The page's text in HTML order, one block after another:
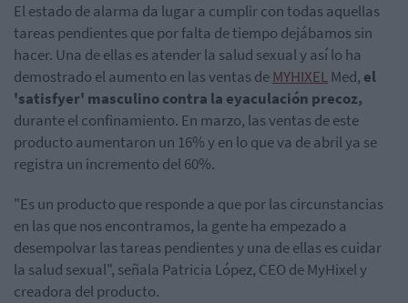
El estado de alarma da lugar a cumplir con todas aquellas
tareas pendientes que por falta de tiempo dejábamos sin
hacer. Una de ellas es atender la salud sexual y así lo ha
demostrado el aumento en las ventas deMYHIXELMed, el
'satisfyer' masculino contra la eyaculación precoz,
durante el confinamiento. En marzo, las ventas de este
producto aumentaron un 16% y en lo que va de abril ya se
registra un incremento del 60%.
"Es un producto que responde a que por las circunstancias
en las que nos encontramos, la gente ha empezado a
desempolvar las tareas pendientes y una de ellas es cuidar
la salud sexual", señala Patricia López, CEO de MyHixel y
creadora del producto.